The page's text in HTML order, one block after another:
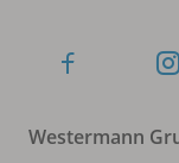
Westermann